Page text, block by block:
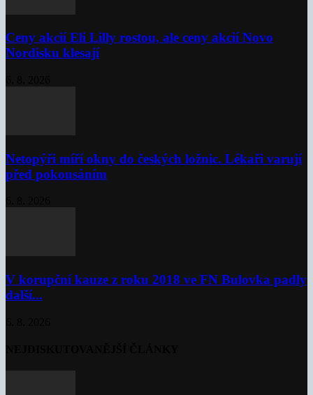
Ceny akcií Eli Lilly rostou, ale ceny akcií Novo
Nordisku klesají
Netopýři míří okny do českých ložnic. Lékaři varují
před pokousáním
V korupční kauze z roku 2018 ve FN Bulovka padly
další...